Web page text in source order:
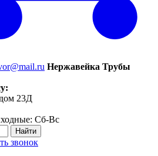
Нержавейка Трубы
23Д
Сб-Вс
звонок